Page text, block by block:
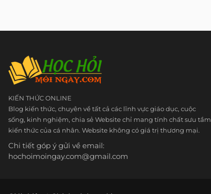
KIẾN THỨC ONLINE
Blog kiến thức, chuyên về tất cả các lĩnh vực giáo dục, cuộc
sống, kinh nghiệm, chia sẻ Website chỉ mang tính chất sưu tầm
kiến thức của cá nhân. Website không có giá trị thương mại.
Chi tiết góp ý gửi về email:
hochoimoingay.com@gmail.com